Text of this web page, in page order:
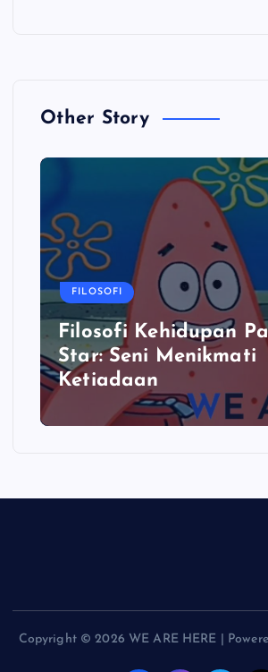
Other Story
FILOSOFI
Filosofi Kehidupan
Star: Seni Menikmati
Ketiadaan
Copyright © 2026 WE ARE HERE |